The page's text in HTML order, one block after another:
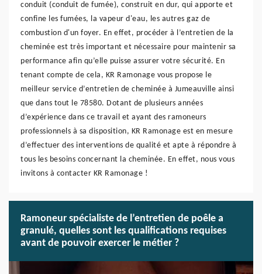
conduit (conduit de fumée), construit en dur, qui apporte et
confine les fumées, la vapeur d'eau, les autres gaz de
combustion d'un foyer. En effet, procéder à l’entretien de la
cheminée est très important et nécessaire pour maintenir sa
performance afin qu’elle puisse assurer votre sécurité. En
tenant compte de cela, KR Ramonage vous propose le
meilleur service d’entretien de cheminée à Jumeauville ainsi
que dans tout le 78580. Dotant de plusieurs années
d’expérience dans ce travail et ayant des ramoneurs
professionnels à sa disposition, KR Ramonage est en mesure
d’effectuer des interventions de qualité et apte à répondre à
tous les besoins concernant la cheminée. En effet, nous vous
invitons à contacter KR Ramonage !
Ramoneur spécialiste de l’entretien de poêle a
granulé, quelles sont les qualifications requises
avant de pouvoir exercer le métier ?